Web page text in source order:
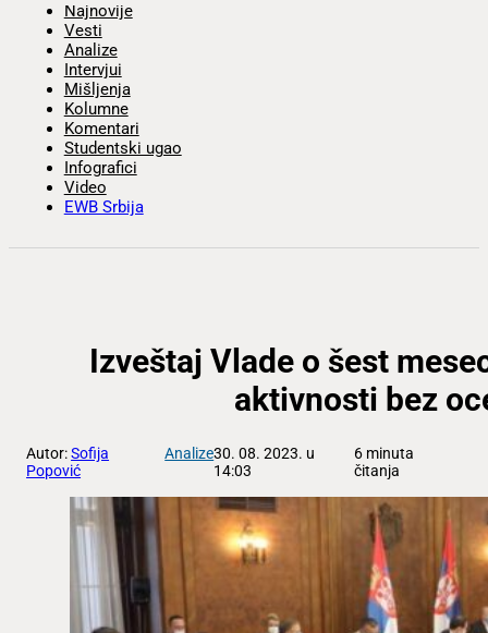
Najnovije
Vesti
Analize
Intervjui
Mišljenja
Kolumne
Komentari
Studentski ugao
Infografici
Video
EWB Srbija
Izveštaj Vlade o šest
aktivnosti bez
Autor:Sofija
Popović
Analize30. 08. 2023. u
14:03
6 minuta
čitanja